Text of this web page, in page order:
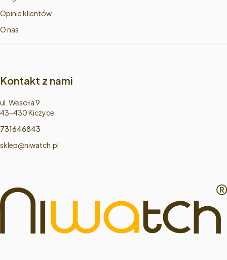
Opinie klientów
O nas
Kontakt z nami
Adres:
ul. Wesoła 9
43-430 Kiczyce
731646843
sklep@niwatch.pl